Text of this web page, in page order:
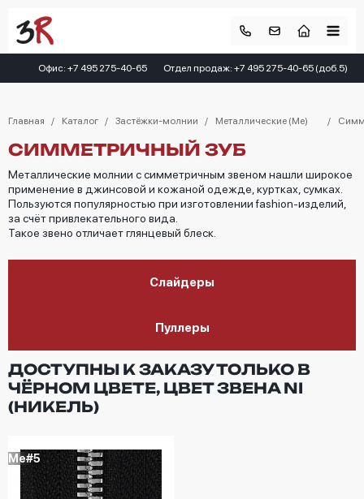
Офис: +7 495 275-40-65 Отдел продаж: +7 495 275-40-65 (доб.5)
Главная Каталог Застёжки-молнии Металлические (Me)
СИММЕТРИЧНЫЙ ЗУБ
Металлические молнии с симметричным звеном нашли широкое
применение в джинсовой и кожаной одежде, куртках, сумках.
Пользуются популярностью при изготовлении fаshiоn-изделий,
за счёт привлекательного вида.
Такое звено отличает глянцевый блеск.
Слайдеры
Пуллеры
ДОСТУПНЫ К ЗАКАЗУ ТОЛЬКО В
ЧЁРНОМ ЦВЕТЕ, ЦВЕТ ЗВЕНА NI
(НИКЕЛЬ)
Me#5